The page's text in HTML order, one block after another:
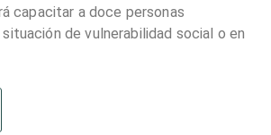
capacitar a doce personas
de vulnerabilidad social o en